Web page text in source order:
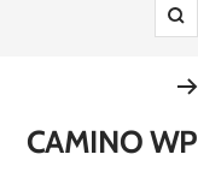
הגדלה
CAMINO WP